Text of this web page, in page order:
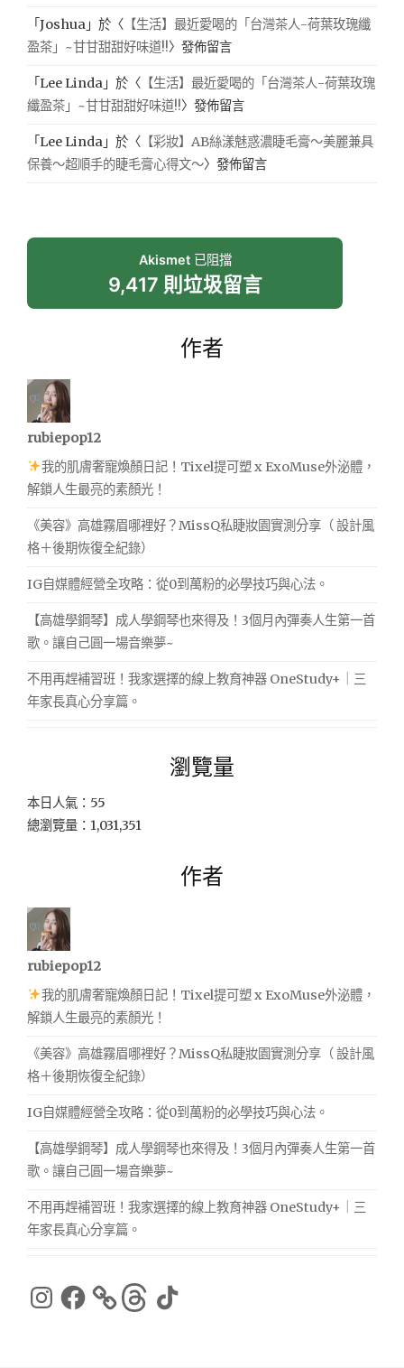
「Joshua 」於〈 【生活】最近愛喝的「台灣茶人-荷葉玫瑰纖
盈茶」~甘甘甜甜好味道!!〉發佈留言
「Lee Linda 」於〈 【生活】最近愛喝的「台灣茶人-荷葉玫瑰
纖盈茶」~甘甘甜甜好味道!!〉發佈留言
「Lee Linda 」於〈 【彩妝】AB絲漾魅惑濃睫毛膏～美麗兼具
保養～超順手的睫毛膏心得文～〉發佈留言
Akismet已阻擋
9,417 則垃圾留言
作者
rubiepop12
我的肌膚奢寵煥顏日記！Tixel提可塑 x ExoMuse外泌體，
解鎖人生最亮的素顏光！
《美容》高雄霧眉哪裡好？MissQ私睫妝園實測分享（ 設計風
格＋後期恢復全紀錄）
IG自媒體經營全攻略：從0到萬粉的必學技巧與心法。
【高雄學鋼琴】成人學鋼琴也來得及！3個月內彈奏人生第一首
歌。讓自己圓一場音樂夢~
不用再趕補習班！我家選擇的線上教育神器 OneStudy+｜三
年家長真心分享篇。
瀏覽量
本日人氣：55
總瀏覽量：1,031,351
作者
rubiepop12
我的肌膚奢寵煥顏日記！Tixel提可塑 x ExoMuse外泌體，
解鎖人生最亮的素顏光！
《美容》高雄霧眉哪裡好？MissQ私睫妝園實測分享（ 設計風
格＋後期恢復全紀錄）
IG自媒體經營全攻略：從0到萬粉的必學技巧與心法。
【高雄學鋼琴】成人學鋼琴也來得及！3個月內彈奏人生第一首
歌。讓自己圓一場音樂夢~
不用再趕補習班！我家選擇的線上教育神器 OneStudy+｜三
年家長真心分享篇。
Instagram
Facebook ThreadsTikTok